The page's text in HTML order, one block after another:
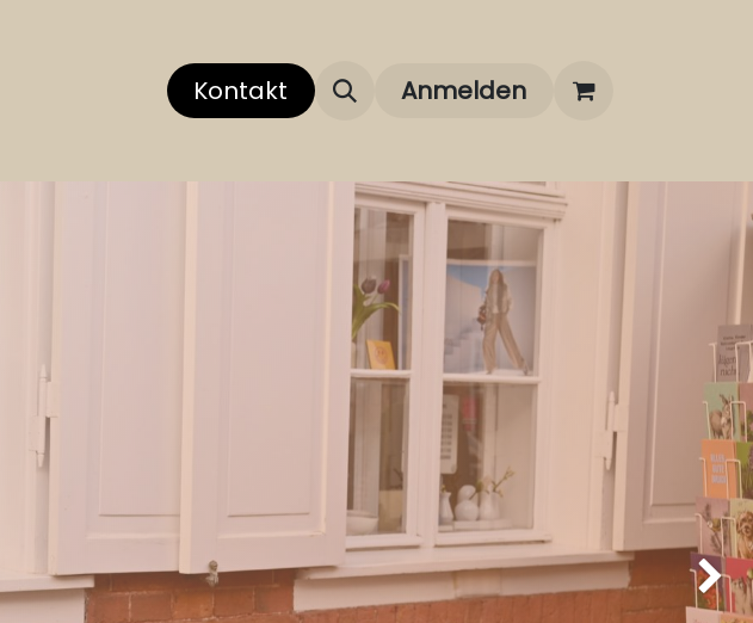
Über uns Über unsere Marken FAQ
Kontakt Anmelden
Weiter